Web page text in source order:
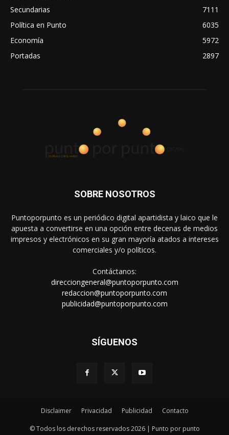
Secundarias
7111
Política en Punto
6035
Economía
5972
Portadas
2897
SOBRE NOSOTROS
Puntoporpunto es un periódico digital apartidista y laico que le
apuesta a convertirse en una opción entre decenas de medios
impresos y electrónicos en su gran mayoría atados a intereses
comerciales y/o políticos.
Contáctanos:
direcciongeneral@puntoporpunto.com
redaccion@puntoporpunto.com
publicidad@puntoporpunto.com
SÍGUENOS
Disclaimer Privacidad Publicidad Contacto
© Todos los derechos reservados 2026 | Punto por punto